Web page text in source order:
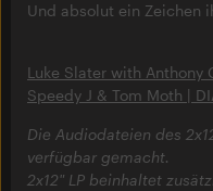
Und absolut ein Zeichen
Luke Slater with Anthony
Speedy J & Tom Moth |
Die Audiodateien des
verfügbar gemacht.
2x12" LP beinhaltet